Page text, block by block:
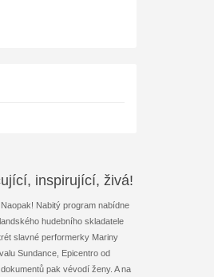
inspirující, živá!
Nabitý program nabídne
hudebního skladatele
slavné performerky Mariny
Sundance, Epicentro od
pak vévodí ženy. A na